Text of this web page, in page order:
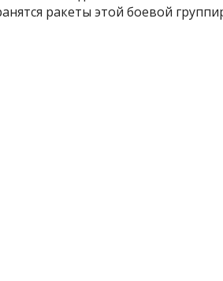
ракеты этой боевой